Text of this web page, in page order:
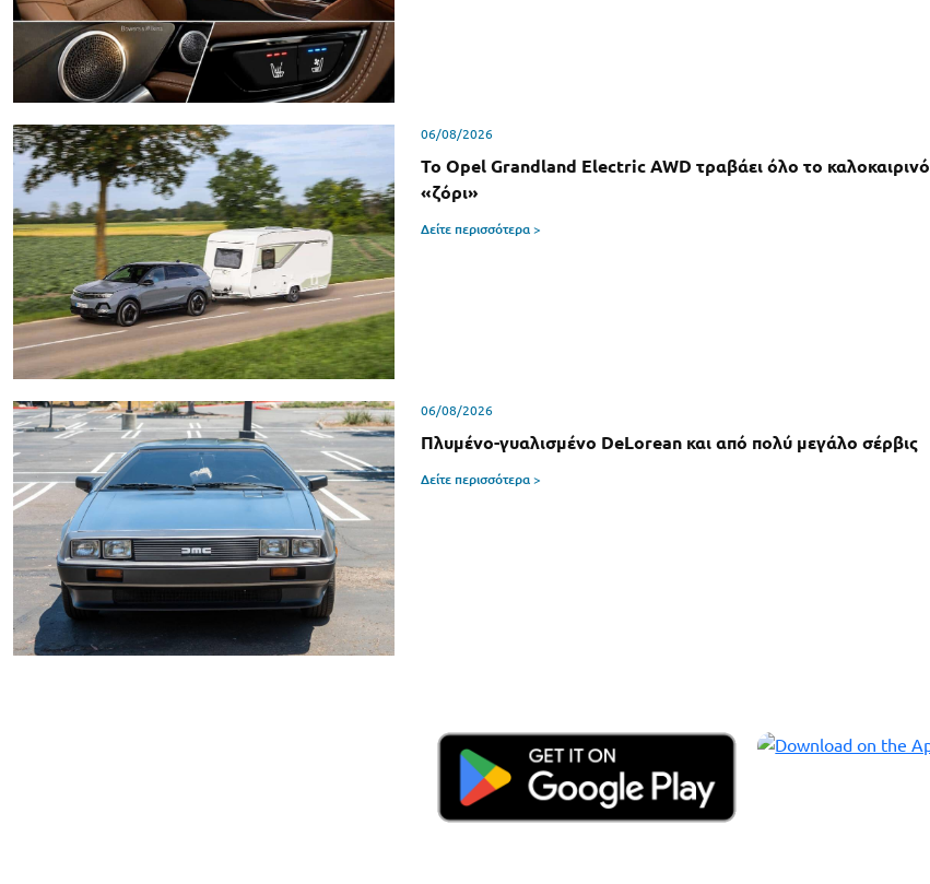
06/08/2026
Το Opel Grandland Electric AWD τραβάει όλο το καλοκαιρινό
«ζόρι»
Δείτε περισσότερα >
06/08/2026
Πλυμένο-γυαλισμένο DeLorean και από πολύ μεγάλο σέρβις
Δείτε περισσότερα >